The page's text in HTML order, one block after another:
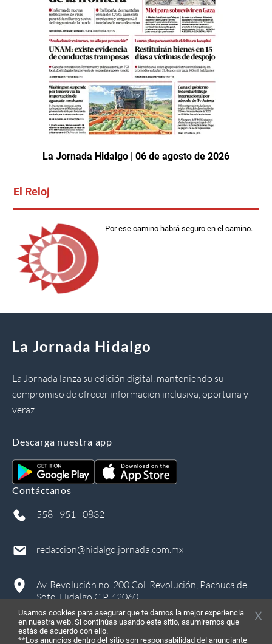
La Jornada Hidalgo | 06 de agosto de 2026
El Reloj
Por ese camino habrá seguro en el camino.
La Jornada Hidalgo
La Jornada lanza su edición digital, manteniendo su
compromiso de ofrecer información inclusiva, oportuna y
veraz.
Descarga nuestra app
Contáctanos
558 - 951 - 0832
redaccion@hidalgo.jornada.com.mx
Av. Revolución no. 200 Col. Revolución, Pachuca de
Soto, Hidalgo C.P. 42060
Usamos cookies para asegurar que te damos la mejor experiencia
en nuestra web. Si continúas usando este sitio, asumiremos que
estás de acuerdo con ello.
**Los anuncios dentro del sitio son responsabilidad del anunciante